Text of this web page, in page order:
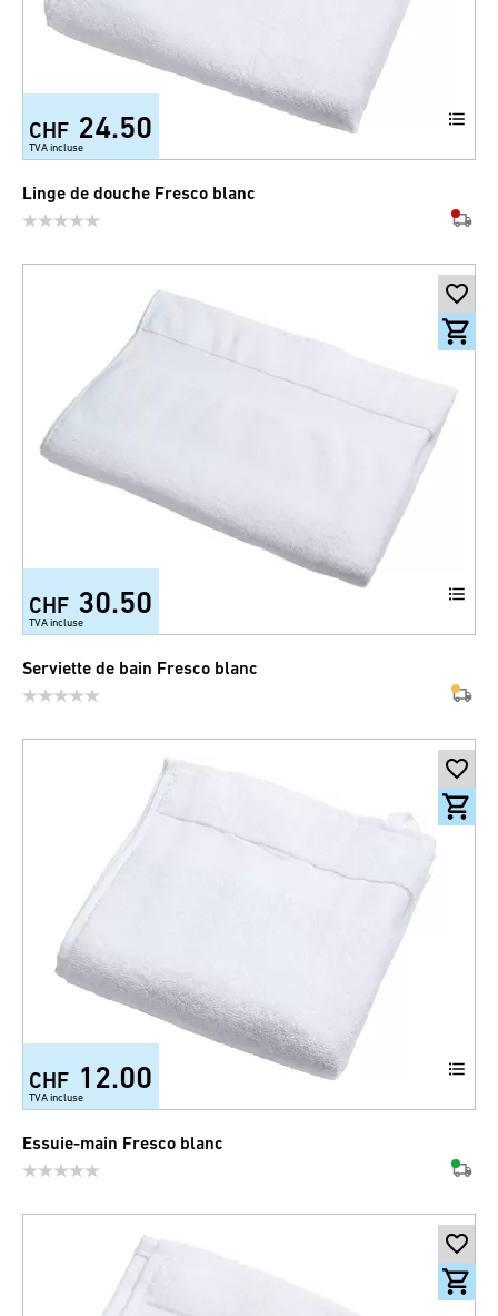
CHF 24.50
TVA incluse
Linge de douche Fresco blanc
CHF 30.50
TVA incluse
Serviette de bain Fresco blanc
CHF 12.00
TVA incluse
Essuie-main Fresco blanc